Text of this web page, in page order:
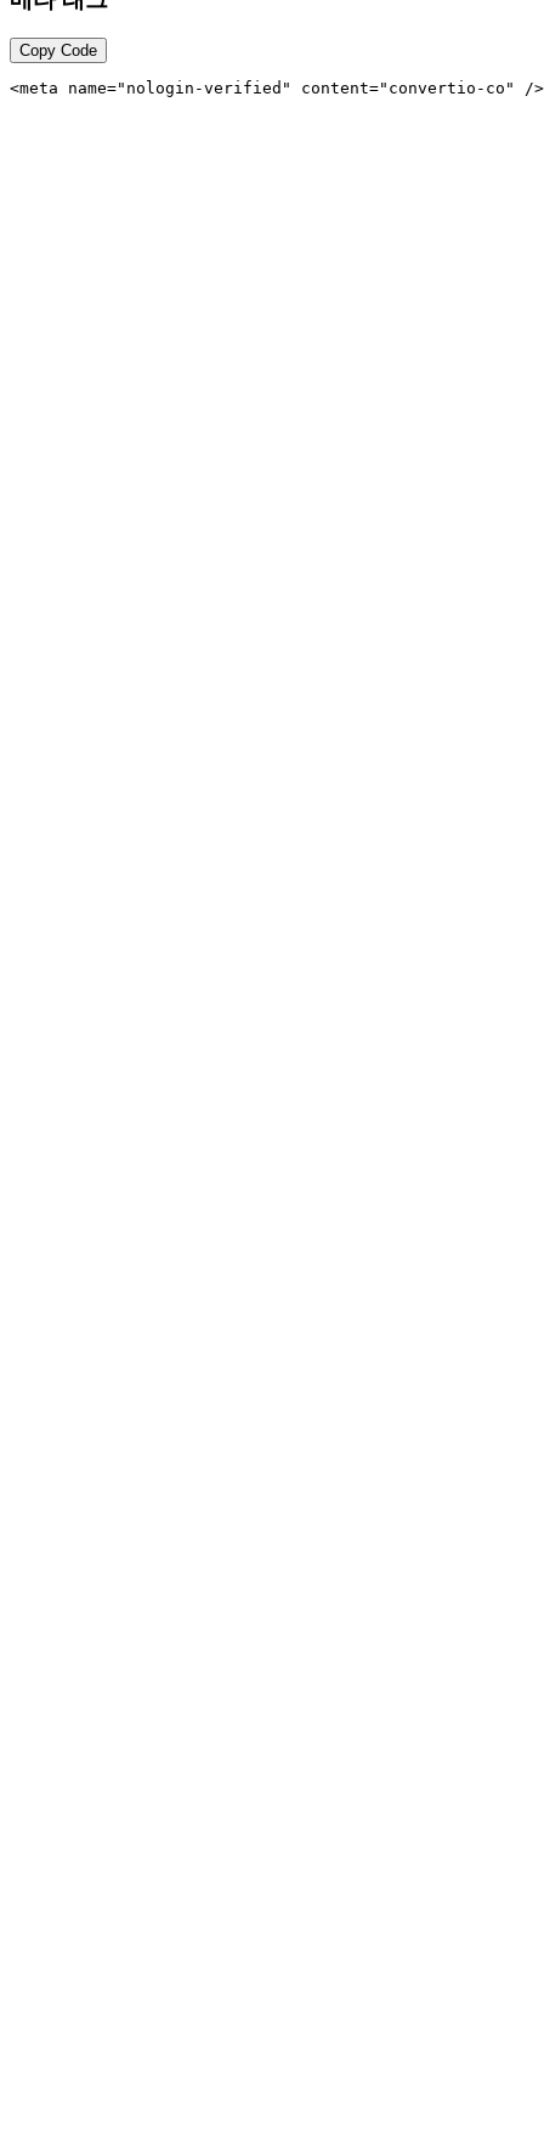
Copy Code
<meta name="nologin-verified" content="convertio-co" />